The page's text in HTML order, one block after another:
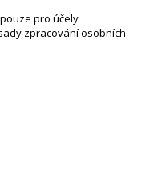
pro účely
zpracování osobních